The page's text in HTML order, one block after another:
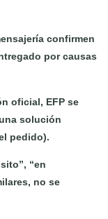
confirmen
por causas
oficial, EFP se
solución
pedido).
“en
no se